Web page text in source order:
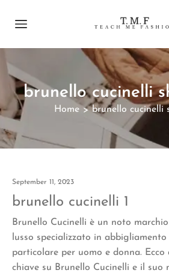
brunello cucinelli
Home > brunello cucinelli
September 11, 2023
brunello cucinelli 1
Brunello Cucinelli è un noto
lusso specializzato in
particolare per uomo e donna.
chiave su Brunello Cucinelli e il suo